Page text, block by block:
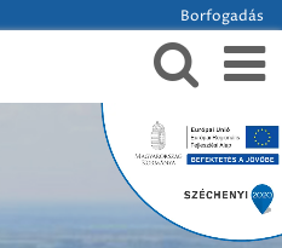
Borfogadás